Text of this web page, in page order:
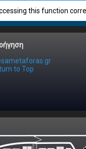
this function
to Top